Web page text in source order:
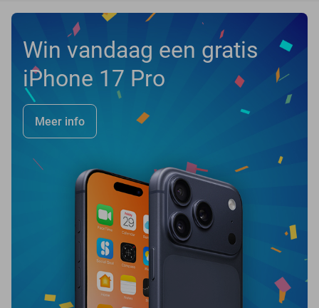
Win vandaag een gratis
iPhone 17 Pro
Meer info